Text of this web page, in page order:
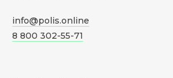
info@polis.online
8 800 302-55-71